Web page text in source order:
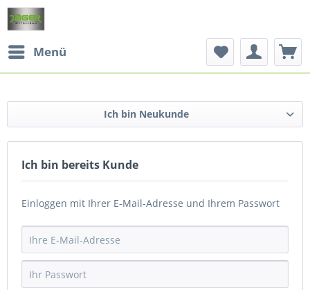
Menü
Ich bin Neukunde
Ich bin bereits Kunde
Einloggen mit Ihrer E-Mail-Adresse und Ihrem Passwort